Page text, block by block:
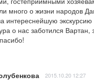
много о жизни народов
интереснейшую
о нас заботился Вартан,
2015.10.20 12:27